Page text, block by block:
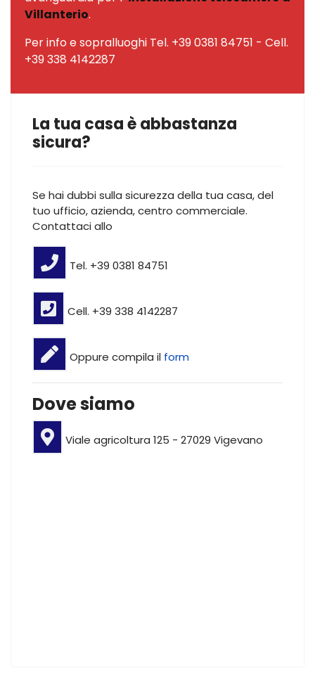
Villanterio.
Per info e sopralluoghi Tel. +39 0381 84751 - Cell.
+39 338 4142287
La tua casa è abbastanza
sicura?
Se hai dubbi sulla sicurezza della tua casa, del
tuo ufficio, azienda, centro commerciale.
Contattaci allo
Tel. +39 0381 84751
Cell. +39 338 4142287
Oppure compila il form
Dove siamo
Viale agricoltura 125 - 27029 Vigevano